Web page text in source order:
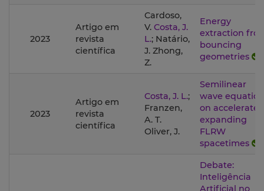
2023
Artigo em
revista
científica
Cardoso,
V. Costa, J.
L.; Natário,
J. Zhong,
Z.
Energy
extraction
bouncing
geometries
2023
Artigo em
revista
científica
Costa, J. L.;
Franzen,
A. T.
Oliver, J.
Semilinear
wave
on accelerated
expanding
FLRW
spacetimes
Debate:
Inteligência
Artificial no